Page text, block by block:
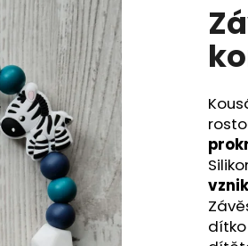
je
0,0
Doporučujeme